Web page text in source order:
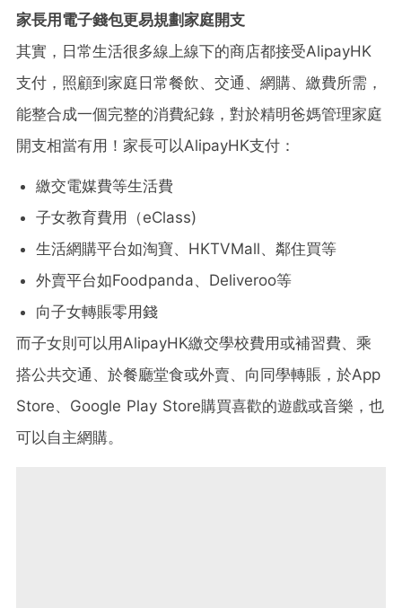
家長用電子錢包更易規劃家庭開支
其實，日常生活很多線上線下的商店都接受AlipayHK
支付，照顧到家庭日常餐飲、交通、網購、繳費所需，
能整合成一個完整的消費紀錄，對於精明爸媽管理家庭
開支相當有用！家長可以AlipayHK支付：
繳交電媒費等生活費
子女教育費用（eClass)
生活網購平台如淘寶、HKTVMall、鄰住買等
外賣平台如Foodpanda、Deliveroo等
向子女轉賬零用錢
而子女則可以用AlipayHK繳交學校費用或補習費、乘
搭公共交通、於餐廳堂食或外賣、向同學轉賬，於App
Store、Google Play Store購買喜歡的遊戲或音樂，也
可以自主網購。